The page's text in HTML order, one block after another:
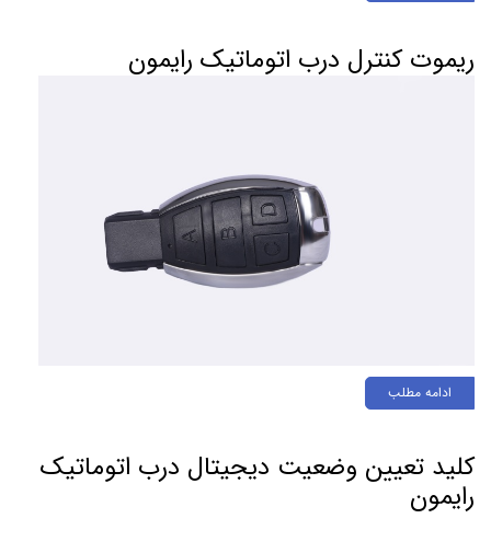
ریموت کنترل درب اتوماتیک رایمون
ادامه مطلب
کلید تعیین وضعیت دیجیتال درب اتوماتیک
رایمون